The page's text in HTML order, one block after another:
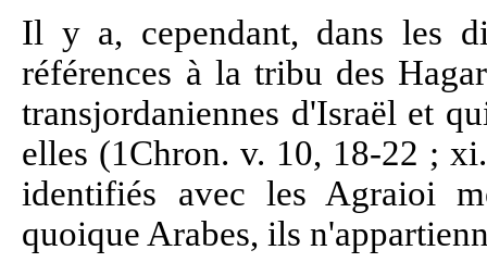
Il y a, cependant, dans les
références à la tribu des
transjordaniennes d'Israël et
elles (1Chron. v. 10, 18-22 ;
identifiés avec les Agraioi
quoique Arabes, ils